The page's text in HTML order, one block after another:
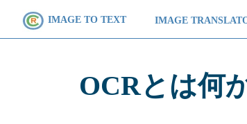
IMAGE TO TEXT IMAGE
OCRとは何